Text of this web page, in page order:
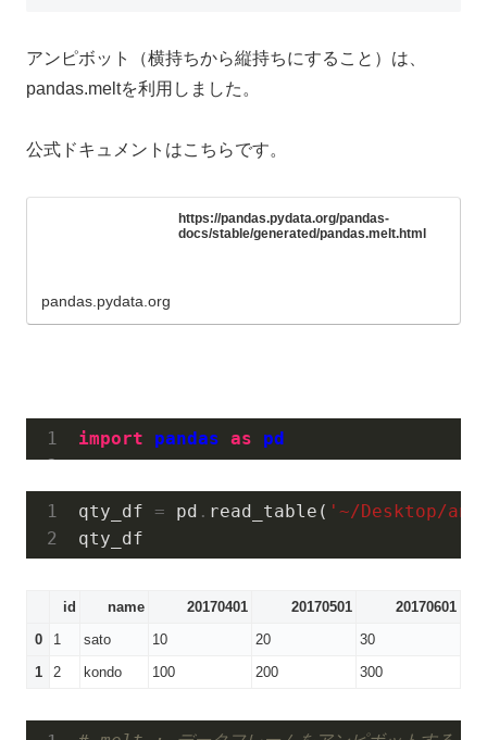
アンピボット（横持ちから縦持ちにすること）は、
pandas.meltを利用しました。
公式ドキュメントはこちらです。
https://pandas.pydata.org/pandas-
docs/stable/generated/pandas.melt.html
pandas.pydata.org
import pandas as pd
qty_df = pd . read _table ( '~/Desktop/
qty_df
id name 20170401 20170501
20170601
0
1 sato 10 20
30
1
2 kondo 100 200 300